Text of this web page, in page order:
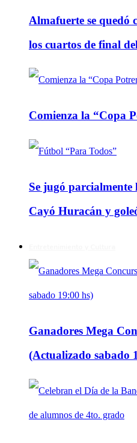
Almafuerte se quedó
los cuartos de final
Comienza la “Copa
Se jugó
Cayó Huracán y
Ganadores Mega
(Actualizado sabado